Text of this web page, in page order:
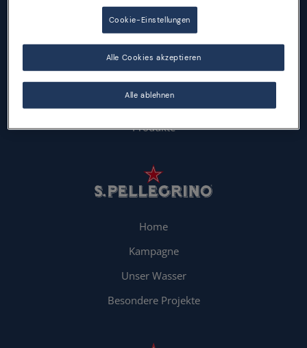
Produkte
Home
Kampagne
Unser Wasser
Besondere Projekte
Cookie-Einstellungen
Alle ablehnen
Alle Cookies akzeptieren